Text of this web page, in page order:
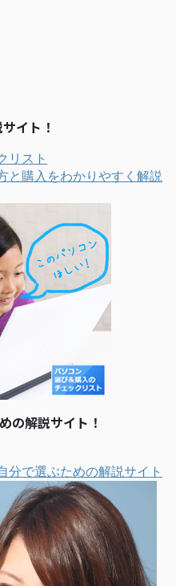
イト！
リスト
と購入をわかりやすく解説
の解説サイト！
分で選ぶための解説サイト